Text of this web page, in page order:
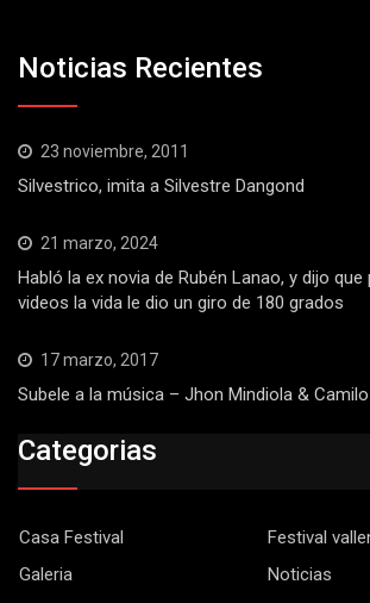
Noticias Recientes
23 noviembre, 2011
Silvestrico, imita a Silvestre Dangond
21 marzo, 2024
Habló la ex novia de Rubén Lanao, y dijo
videos la vida le dio un giro de 180 grados
17 marzo, 2017
Subele a la música – Jhon Mindiola &
Categorias
Casa Festival
Festival
Galeria
Noticias